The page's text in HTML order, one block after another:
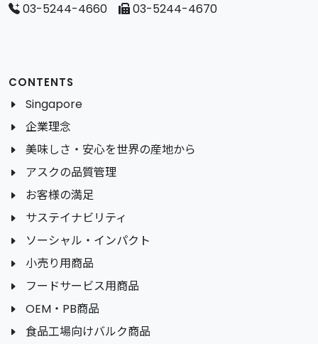
03-5244-4660
03-5244-4670
CONTENTS
Singapore
企業理念
美味しさ・安心を世界の産地から
アスクの品質管理
お客様の満足
サステイナビリティ
ソーシャル・インパクト
小売り用商品
フードサービス用商品
OEM・PB商品
食品工場向けバルク商品